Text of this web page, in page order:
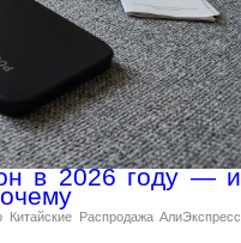
в 2026 году — и
Китайские Распродажа АлиЭкспресс